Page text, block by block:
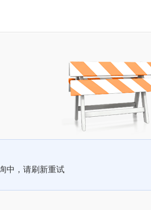
中，请刷新重试